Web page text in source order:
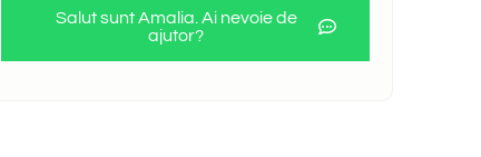
Salut sunt Amalia. Ai nevoie de
ajutor?